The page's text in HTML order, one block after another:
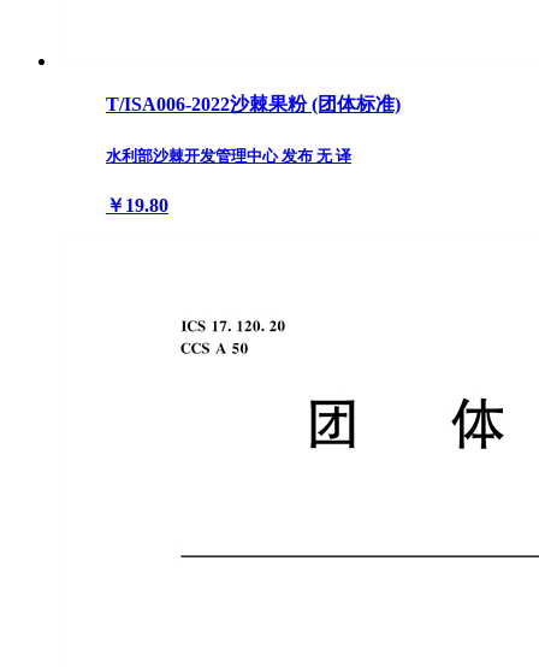
T/ISA006-2022沙棘果粉 (团体标准)
水利部沙棘开发管理中心 发布 无 译
￥19.80